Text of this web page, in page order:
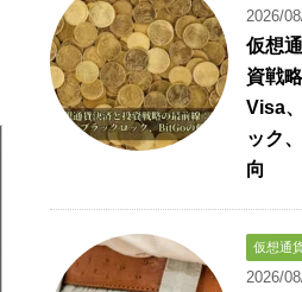
2026/
仮想
資戦
Visa
ック
向
仮想通
2026/